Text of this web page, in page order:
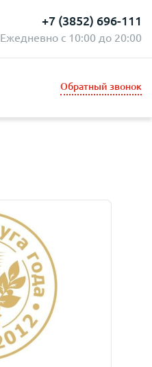
+7 (3852) 696-111
Ежедневно с 10:00 до 20:00
Обратный звонок